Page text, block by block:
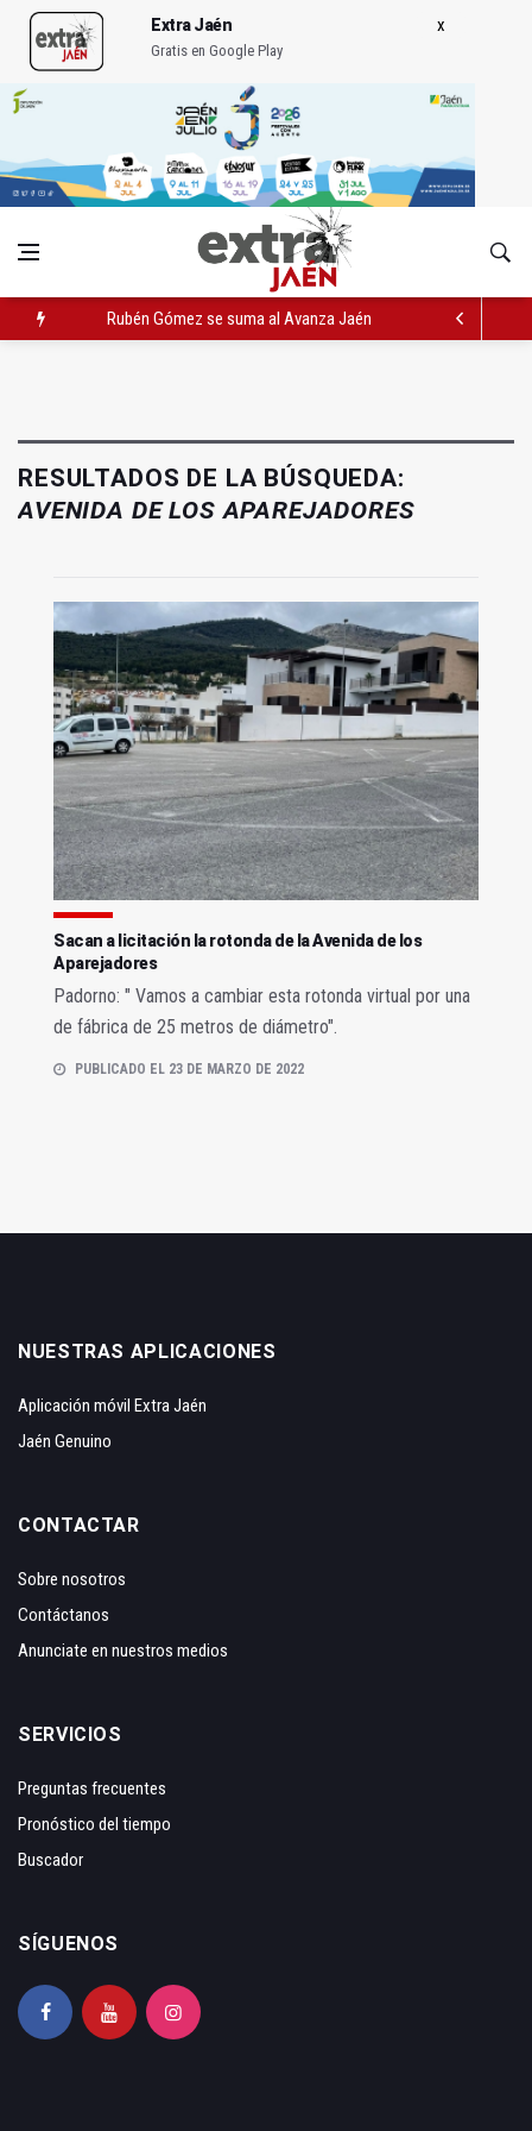
Extra Jaén
Gratis en Google Play
Rubén Gómez se suma al Avanza Jaén Paraíso Interior
RESULTADOS DE LA BÚSQUEDA:
AVENIDA DE LOS APAREJADORES
Sacan a licitación la rotonda de la Avenida de los
Aparejadores
Padorno: " Vamos a cambiar esta rotonda virtual por una
de fábrica de 25 metros de diámetro".
PUBLICADO EL 23 DE MARZO DE 2022
NUESTRAS APLICACIONES
Aplicación móvil Extra Jaén
Jaén Genuino
CONTACTAR
Sobre nosotros
Contáctanos
Anunciate en nuestros medios
SERVICIOS
Preguntas frecuentes
Pronóstico del tiempo
Buscador
SÍGUENOS